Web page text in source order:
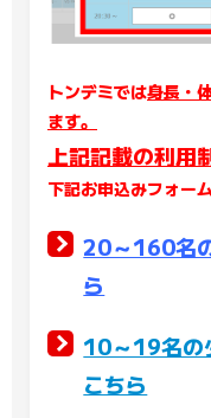
トンデミでは身長・
ます。
上記記載の利用
下記お申込みフォー
20～160名
ら
10～19名の
こちら